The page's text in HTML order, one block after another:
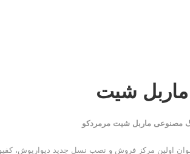
شیت
مصنوعی ماربل شیت مرمردکو